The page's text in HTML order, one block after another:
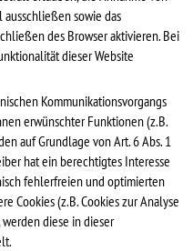
sowie das
des Browser aktivieren. Bei
dieser Website
Kommunikationsvorgangs
erwünschter Funktionen (z.B.
auf Grundlage von Art. 6 Abs. 1
hat ein berechtigtes Interesse
fehlerfreien und optimierten
Cookies (z.B. Cookies zur Analyse
diese in dieser